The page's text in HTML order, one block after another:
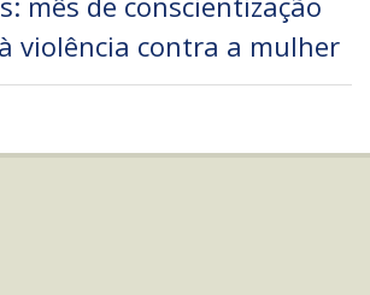
violência contra a mulher